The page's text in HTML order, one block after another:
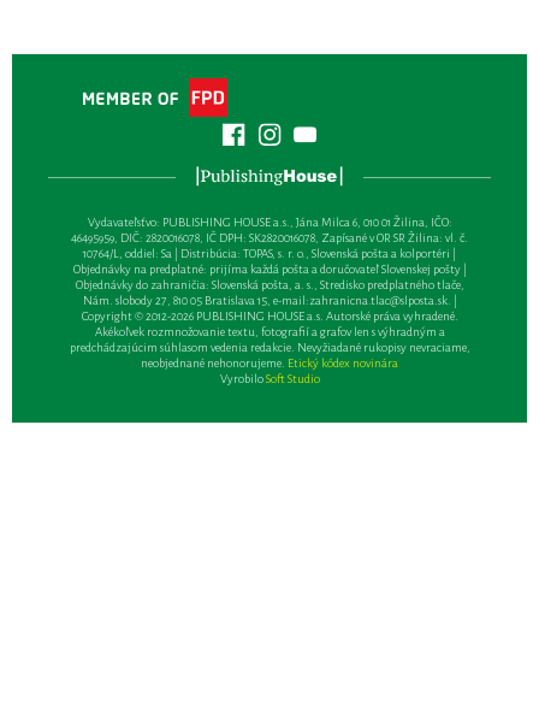
Vydavateľsťvo: PUBLISHING HOUSE a.s., Jána Milca 6, 010 01 Žilina, IČO:
46495959, DIČ: 2820016078, IČ DPH: SK2820016078, Zapísané v OR SR Žilina: vl. č.
10764/L, oddiel: Sa | Distribúcia: TOPAS, s. r. o., Slovenská pošta a kolportéri |
Objednávky na predplatné: prijíma každá pošta a doručovateľ Slovenskej pošty |
Objednávky do zahraničia: Slovenská pošta, a. s., Stredisko predplatného tlače,
Nám. slobody 27, 810 05 Bratislava 15, e-mail:zahranicna.tlac@slposta.sk. |
Copyright © 2012-2026 PUBLISHING HOUSE a.s. Autorské práva vyhradené.
Akékoľvek rozmnožovanie textu, fotografií a grafov len s výhradným a
predchádzajúcim súhlasom vedenia redakcie. Nevyžiadané rukopisy nevraciame,
neobjednané nehonorujeme. Etický kódex novinára
VyrobiloSoft Studio